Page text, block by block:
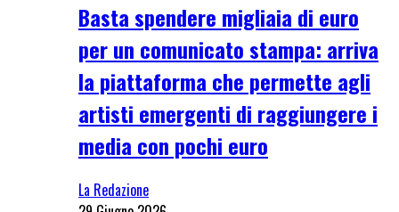
Basta spendere migliaia di euro
per un comunicato stampa: arriva
la piattaforma che permette agli
artisti emergenti di raggiungere i
media con pochi euro
La Redazione